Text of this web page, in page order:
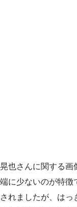
晃也さんに関する画
端に少ないのが特徴
されましたが、はっ